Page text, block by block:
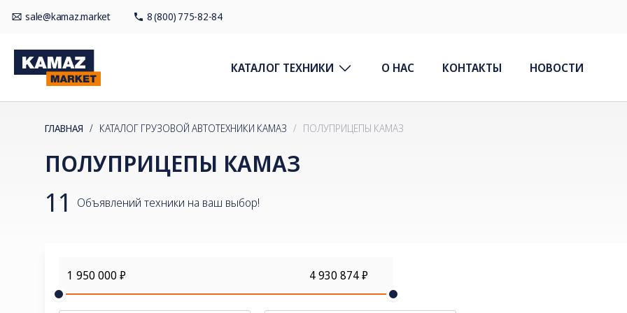
sale@kamaz.market 8 (800) 775-82-84
КАТАЛОГ ТЕХНИКИ О НАС КОНТАКТЫ НОВОСТИ
ГЛАВНАЯ / КАТАЛОГ ГРУЗОВОЙ АВТОТЕХНИКИ КАМАЗ / ПОЛУПРИЦЕПЫ КАМАЗ
ПОЛУПРИЦЕПЫ КАМАЗ
11 Объявлений техники на ваш выбор!